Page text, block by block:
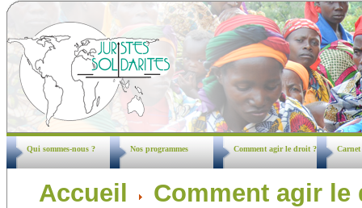
Qui sommes-nous ? Nos programmes Comment agir le droit ? Carnet
Accueil Comment agir le